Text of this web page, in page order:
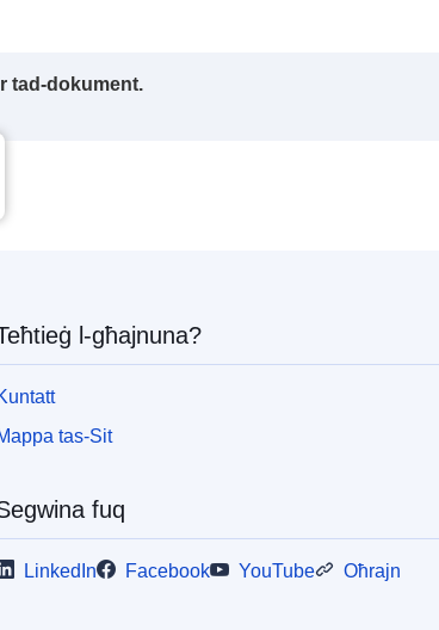
tad-dokument.
l-għajnuna?
tas-Sit
fuq
LinkedIn Facebook YouTube Oħrajn